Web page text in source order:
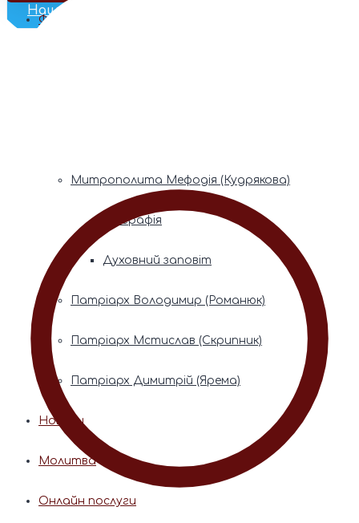
Наш Телеграм
Фонди пам’яті
Митрополита Мефодія (Кудрякова)
Біографія
Духовний заповіт
Патріарх Володимир (Романюк)
Патріарх Мстислав (Скрипник)
Патріарх Димитрій (Ярема)
Новини
Молитва
Онлайн послуги